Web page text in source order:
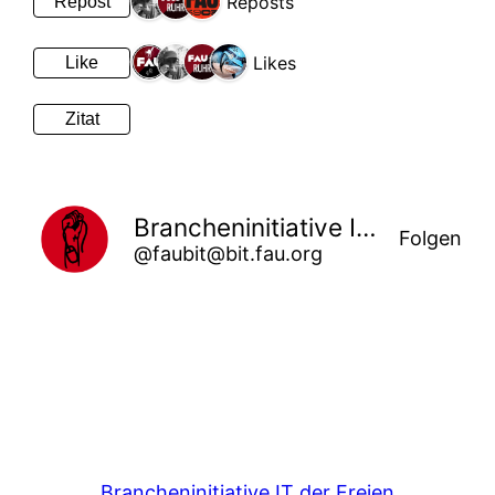
Like 4 Likes
Zitat
Brancheninitiative IT der Freien Arbeiter*innen Union
@faubit@bit.fau.org
Folgen